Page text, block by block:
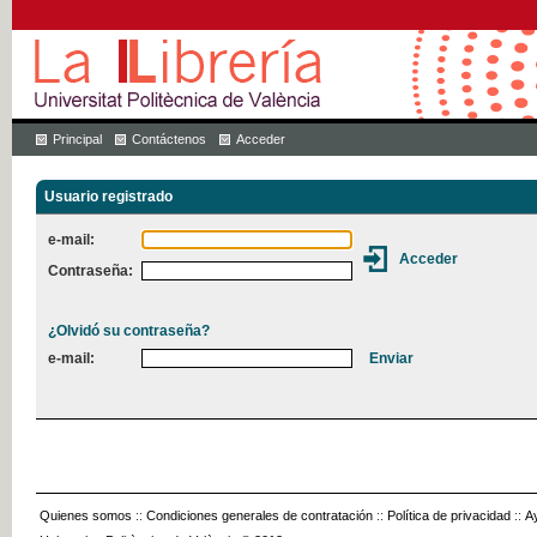
Principal Contáctenos Acceder
Usuario registrado
e-mail:
Contraseña:
¿Olvidó su contraseña?
e-mail:
Quienes somos :: Condiciones generales de contratación :: Política de privacidad ::